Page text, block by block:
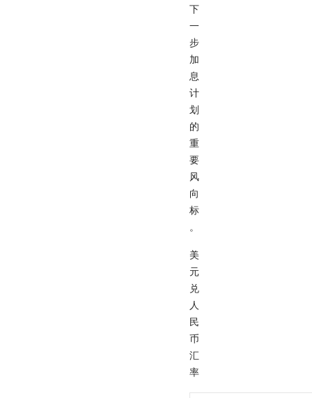
下
一
步
加
息
计
划
的
重
要
风
向
标
。
美
元
兑
人
民
币
汇
率